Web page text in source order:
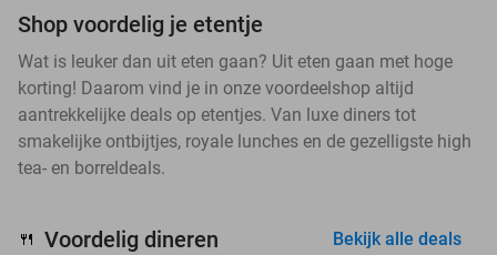
Shop voordelig je etentje
Wat is leuker dan uit eten gaan? Uit eten gaan met hoge
korting! Daarom vind je in onze voordeelshop altijd
aantrekkelijke deals op etentjes. Van luxe diners tot
smakelijke ontbijtjes, royale lunches en de gezelligste high
tea- en borreldeals.
🍴 Voordelig dineren Bekijk alle deals